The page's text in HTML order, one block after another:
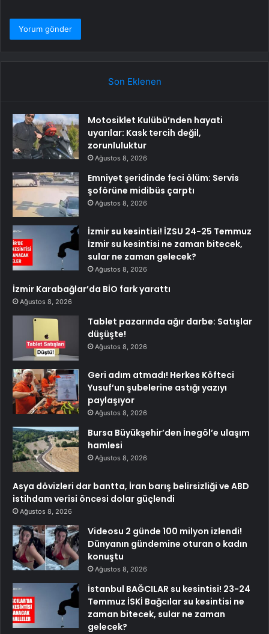
Son Eklenen
Motosiklet Kulübü’nden hayati
uyarılar: Kask tercih değil,
zorunluluktur
Ağustos 8, 2026
Emniyet şeridinde feci ölüm: Servis
şoförüne midibüs çarptı
Ağustos 8, 2026
İzmir su kesintisi! İZSU 24-25 Temmuz
İzmir su kesintisi ne zaman bitecek,
sular ne zaman gelecek?
Ağustos 8, 2026
İzmir Karabağlar’da BİO fark yarattı
Ağustos 8, 2026
Tablet pazarında ağır darbe: Satışlar
düşüşte!
Ağustos 8, 2026
Geri adım atmadı! Herkes Köfteci
Yusuf’un şubelerine astığı yazıyı
paylaşıyor
Ağustos 8, 2026
Bursa Büyükşehir’den İnegöl’e ulaşım
hamlesi
Ağustos 8, 2026
Asya dövizleri dar bantta, İran barış belirsizliği ve ABD
istihdam verisi öncesi dolar güçlendi
Ağustos 8, 2026
Videosu 2 günde 100 milyon izlendi!
Dünyanın gündemine oturan o kadın
konuştu
Ağustos 8, 2026
İstanbul BAĞCILAR su kesintisi! 23-24
Temmuz İSKİ Bağcılar su kesintisi ne
zaman bitecek, sular ne zaman
gelecek?